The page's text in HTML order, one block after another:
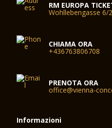
RM EUROPA
Wohllebengasse 6/
CHIAMA ORA
+436763806708
PRENOTA ORA
office@vienna-
Informazioni